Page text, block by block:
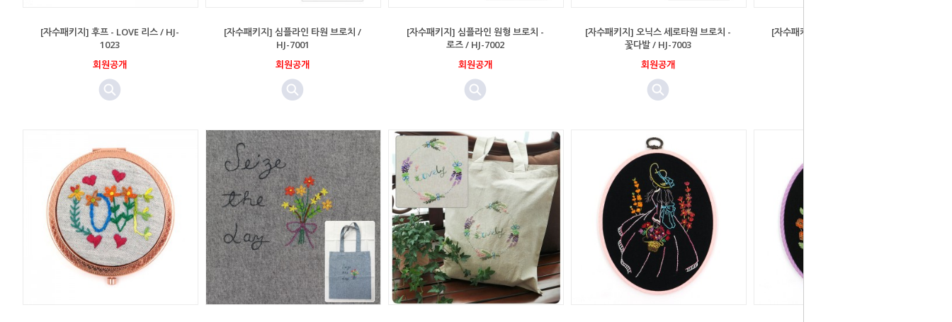
[자수패키지] 후프 - LOVE 리스 / HJ-
1023
회원공개
[자수패키지] 심플라인 타원 브로치 /
HJ-7001
회원공개
[자수패키지] 심플라인 원형 브로치 -
로즈 / HJ-7002
회원공개
[자수패키지] 오닉스 세로타원 브로치 -
꽃다발 / HJ-7003
회원공개
[자수패키지] 오닉스 원형 브로치 - 핑